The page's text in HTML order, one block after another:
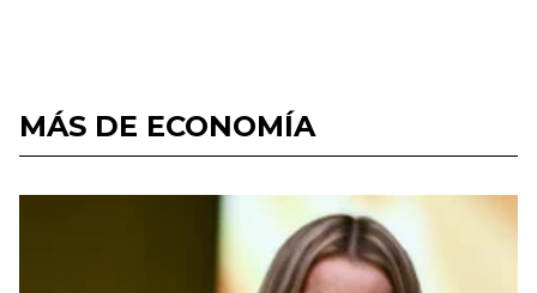
MÁS DE ECONOMÍA